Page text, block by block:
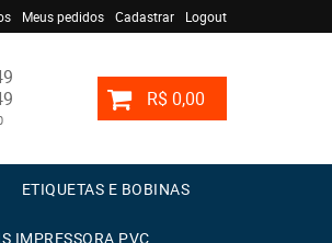
Meus pedidos Cadastrar Logout
R$ 0,00
ETIQUETAS E BOBINAS
IMPRESSORA PVC